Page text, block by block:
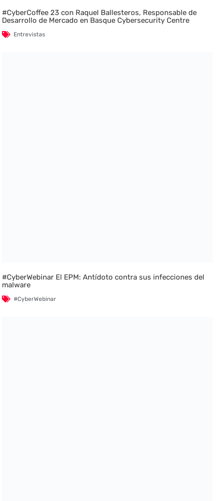
#CyberCoffee 23 con Raquel Ballesteros, Responsable de
Desarrollo de Mercado en Basque Cybersecurity Centre
Entrevistas
#CyberWebinar El EPM: Antídoto contra sus infecciones del
malware
#CyberWebinar